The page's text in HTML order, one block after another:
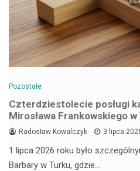
Pozostałe
Czterdziestolecie posługi
Mirosława Frankowskiego w
Radosław Kowalczyk 3 lipca
1 lipca 2026 roku było
Barbary w Turku, gdzie…